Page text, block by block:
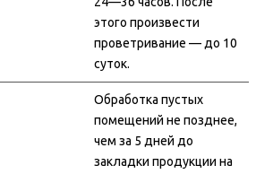
этого произвести
проветривание — до 10
суток.
Обработка пустых
помещений не позднее,
чем за 5 дней до
закладки продукции на